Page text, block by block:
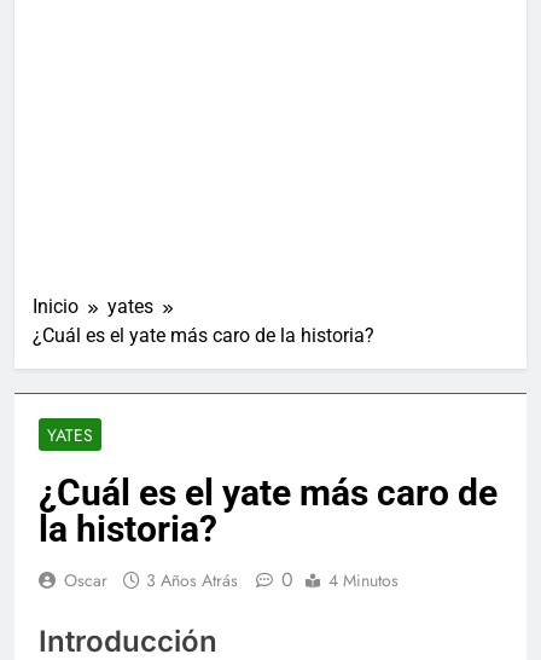
Inicio
yates
¿Cuál es el yate más caro de la historia?
YATES
¿Cuál es el yate más caro de
la historia?
Oscar 3 Años Atrás 0 4 Minutos
Introducción